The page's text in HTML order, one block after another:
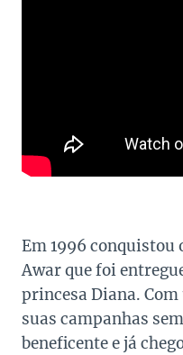
Em 1996
Awar que foi
princesa Diana.
suas campanhas
beneficente e já